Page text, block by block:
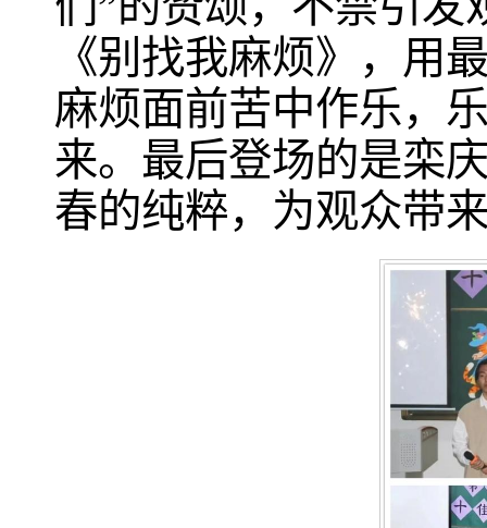
《别找我麻烦》，用
麻烦面前苦中作乐，
来。最后登场的是栾
春的纯粹，为观众带